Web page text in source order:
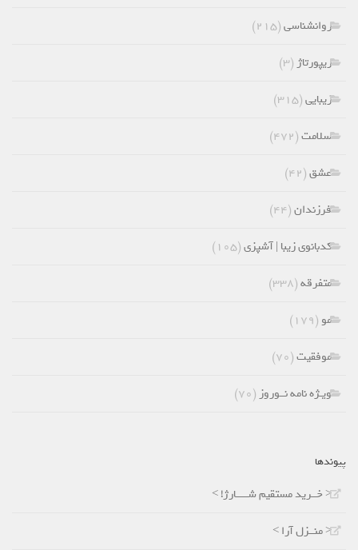
روانشناسی(۲۱۵)
ریپورتاژ(۳)
زیبایی(۳۱۵)
سلامت(۴۷۲)
عشق(۴۲)
فرزندان(۴۴)
کدبانوی زیبا | آشپزی(۱۰۵)
متفرقه(۳۳۸)
مو(۱۷۹)
موفقیت(۷۰)
ویـژه نامه نــوروز(۷۰)
پیوندها
< خــرید مستقیم شـــــارژ! >
< منــزل آرا >